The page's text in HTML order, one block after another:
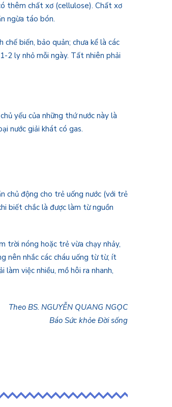
thêm chất xơ (cellulose). Chất xơ
ngừa táo bón.
biến, bảo quản; chưa kể là các
2 ly nhỏ mỗi ngày. Tất nhiên phải
yếu của những thứ nước này là
nước giải khát có gas.
chủ động cho trẻ uống nước (với trẻ
biết chắc là được làm từ nguồn
trời nóng hoặc trẻ vừa chạy nhảy,
nên nhắc các cháu uống từ từ, ít
việc nhiều, mồ hôi ra nhanh,
Theo BS. NGUYỄN QUANG NGỌC
Báo Sức khỏe Đời sống